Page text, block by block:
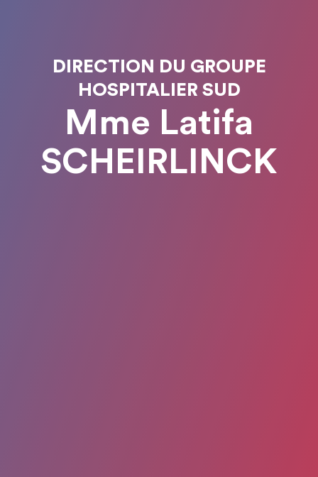
DIRECTION DU GROUPE
HOSPITALIER SUD
Mme Latifa
SCHEIRLINCK